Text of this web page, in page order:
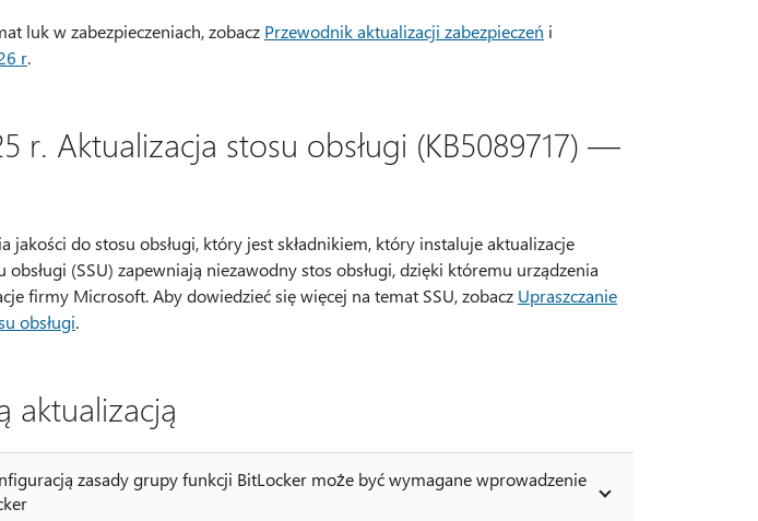
luk w zabezpieczeniach, zobacz Przewodnik aktualizacji zabezpieczeń i
r.
r. Aktualizacja stosu obsługi (KB5089717) —
jakości do stosu obsługi, który jest składnikiem, który instaluje aktualizacje
(SSU) zapewniają niezawodny stos obsługi, dzięki któremu urządzenia
firmy Microsoft. Aby dowiedzieć się więcej na temat SSU, zobacz Upraszczanie
obsługi.
aktualizacją
zasady grupy funkcji BitLocker może być wymagane wprowadzenie